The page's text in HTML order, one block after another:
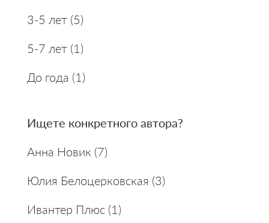
3-5 лет (5)
5-7 лет (1)
До года (1)
Ищете конкретного автора?
Анна Новик (7)
Юлия Белоцерковская (3)
Ивантер Плюс (1)